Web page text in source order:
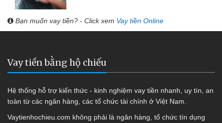
Bạn muốn vay tiền? - Click xem Vay tiền Online
Vay tiền bằng hộ chiếu
Hệ thống hỗ trợ kiến thức - kinh nghiệm vay tiền nhanh, uy tín, an
toàn từ các ngân hàng, các tổ chức tài chính ở Việt Nam.
Vaytienhochieu.com không phải là ngân hàng, tổ chức tín dụng